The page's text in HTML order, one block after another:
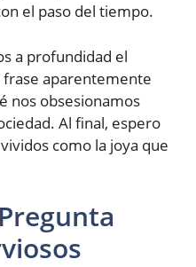
el paso del tiempo.
a profundidad el
frase aparentemente
nos obsesionamos
Al final, espero
como la joya que